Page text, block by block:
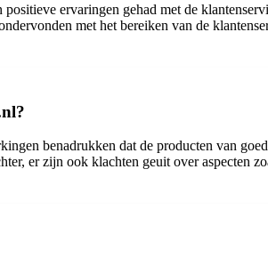
ervaringen gehad met de
met het bereiken van de
benadrukken dat de producten van
er zijn ook klachten geuit over aspecten